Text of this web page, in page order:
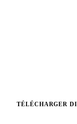
TÉLÉCHARGER